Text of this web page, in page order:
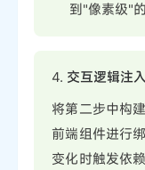
到"像素级"
4. 交互逻辑注入
将第二步中构
前端组件进行
变化时触发依